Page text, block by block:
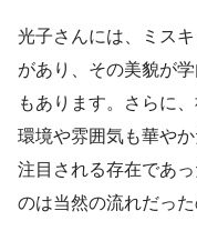
光子さんには、ミス
があり、その美貌が
もあります。さらに
環境や雰囲気も華や
注目される存在であ
のは当然の流れだった